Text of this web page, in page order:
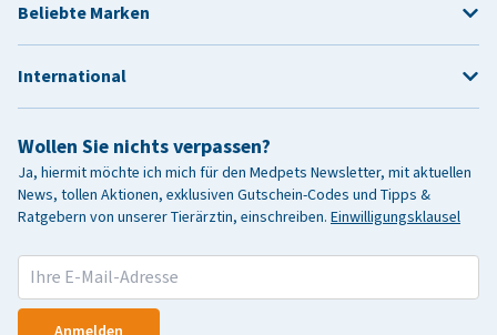
Wollen Sie nichts verpassen?
Ja, hiermit möchte ich mich für den Medpets Newsletter, mit aktuellen
News, tollen Aktionen, exklusiven Gutschein-Codes und Tipps &
Ratgebern von unserer Tierärztin, einschreiben. Einwilligungsklausel
Anmelden
Beliebte Marken
International